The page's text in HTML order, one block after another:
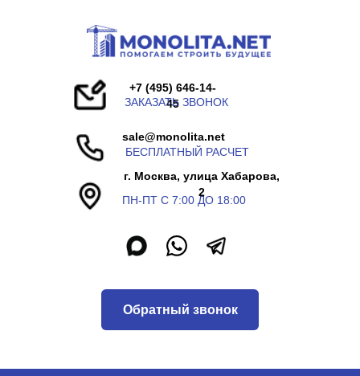
г. Москва, улица Хабарова,
ПН-ПТ С 7:00 ДО 18:00
45
ЗАКАЗАТЬ ЗВОНОК
БЕСПЛАТНЫЙ РАСЧЕТ